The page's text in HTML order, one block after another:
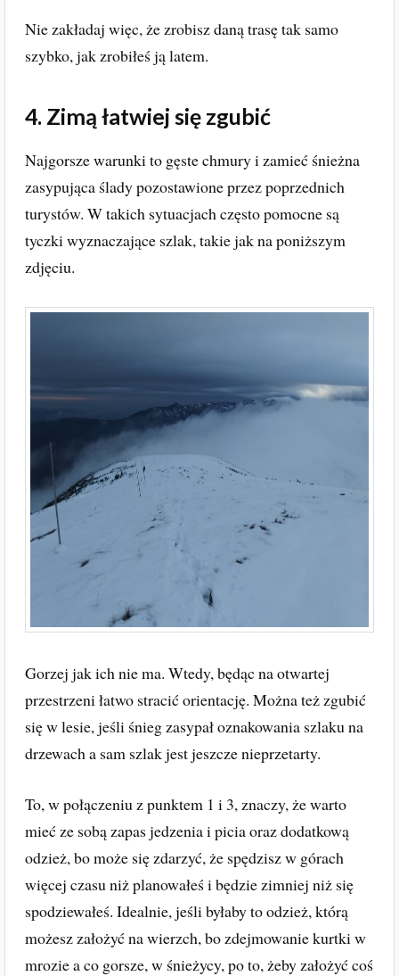
Nie zakładaj więc, że zrobisz daną trasę tak samo
szybko, jak zrobiłeś ją latem.
4. Zimą łatwiej się zgubić
Najgorsze warunki to gęste chmury i zamieć śnieżna
zasypująca ślady pozostawione przez poprzednich
turystów. W takich sytuacjach często pomocne są
tyczki wyznaczające szlak, takie jak na poniższym
zdjęciu.
Gorzej jak ich nie ma. Wtedy, będąc na otwartej
przestrzeni łatwo stracić orientację. Można też zgubić
się w lesie, jeśli śnieg zasypał oznakowania szlaku na
drzewach a sam szlak jest jeszcze nieprzetarty.
To, w połączeniu z punktem 1 i 3, znaczy, że warto
mieć ze sobą zapas jedzenia i picia oraz dodatkową
odzież, bo może się zdarzyć, że spędzisz w górach
więcej czasu niż planowałeś i będzie zimniej niż się
spodziewałeś. Idealnie, jeśli byłaby to odzież, którą
możesz założyć na wierzch, bo zdejmowanie kurtki w
mrozie a co gorsze, w śnieżycy, po to, żeby założyć coś